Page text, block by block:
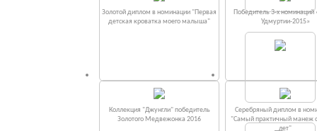
Золотой диплом в номинации "Первая
детская кроватка моего малыша"
Победитель 3-х номинаций
Удмуртии-2015»
Коллекция "Джунгли" победитель
Золотого Медвежонка 2016
Серебряный диплом в
"Самый практичный манеж
лет"